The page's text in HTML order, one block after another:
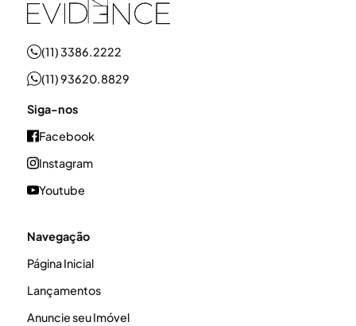
(11) 3386.2222
(11) 93620.8829
Siga-nos
Facebook
Instagram
Youtube
Navegação
Página Inicial
Lançamentos
Anuncie seu Imóvel